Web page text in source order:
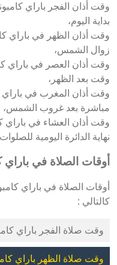
وقت أذان الفجر باراي
بداية اليوم،
وقت أذان الظهر في باراي
زوال الشمس،
وقت أذان العصر في باراي
وقت بعد الظهر،
وقت أذان المغرب في باراي
مباشرة بعد غروب الشمس،
وقت أذان العشاء في باراي
نهاية الدائرة اليومية
أوقات الصلاة في باراي
كالتالي :
وقت صلاة الفجر باراي
وقت صلاة الظهر باراي